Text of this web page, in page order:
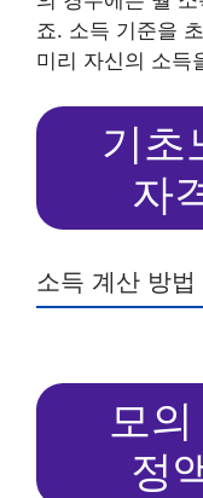
죠. 소득 기준을
미리 자신의 소득
기초
자
소득 계산 방법
모
정